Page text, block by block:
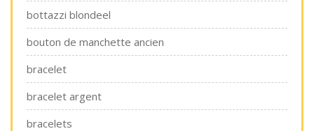
bottazzi blondeel
bouton de manchette ancien
bracelet
bracelet argent
bracelets